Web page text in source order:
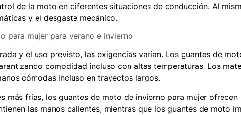
de la moto en diferentes situaciones de conducción. Al
y el desgaste mecánico.
para mujer para verano e invierno
y el uso previsto, las exigencias varían. Los guantes de
comodidad incluso con altas temperaturas. Los
cómodas incluso en trayectos largos.
más frías, los guantes de moto de invierno para mujer
las manos calientes, mientras que los guantes de moto